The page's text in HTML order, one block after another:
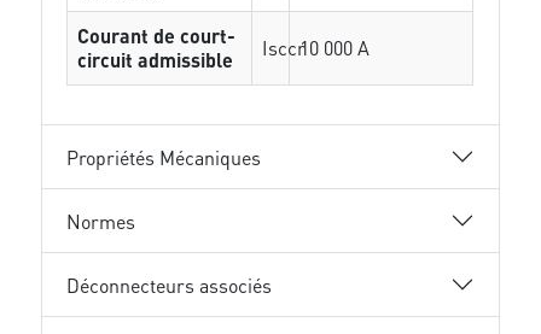
Courant de court-
circuit admissible
Isccr10 000 A
Propriétés Mécaniques
Normes
Déconnecteurs associés